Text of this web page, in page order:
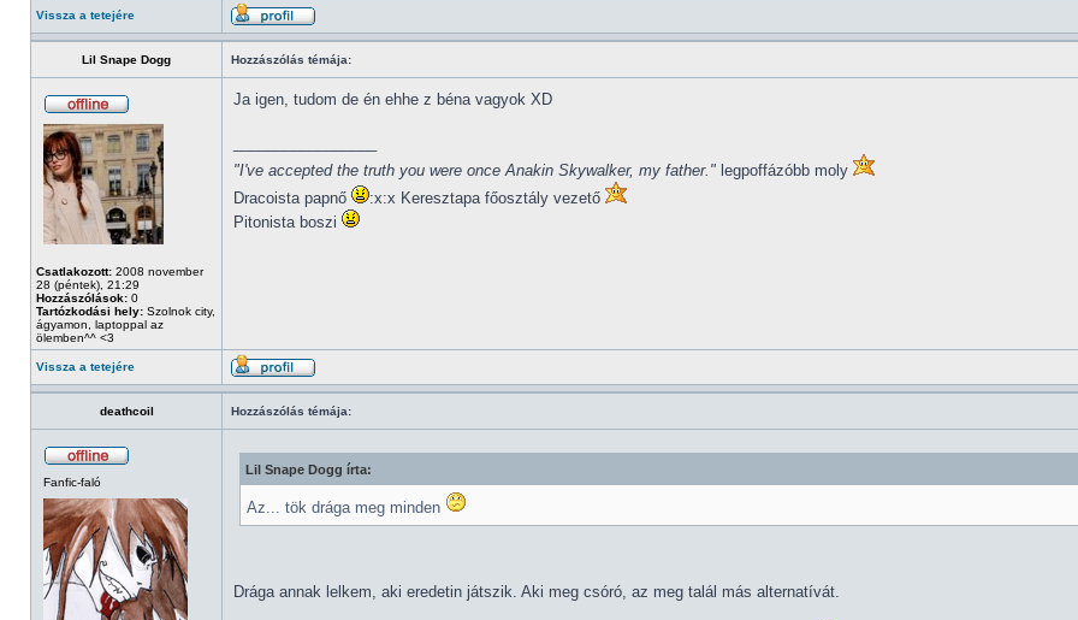
Vissza a tetejére
Lil Snape Dogg Hozzászólás témája:
Csatlakozott: 2008 november
28 (péntek), 21:29
Hozzászólások: 0
Tartózkodási hely: Szolnok city,
ágyamon, laptoppal az
ölemben^^ <3
Ja igen, tudom de én ehhe z béna vagyok XD
"I've accepted the truth you were once Anakin Skywalker, my father." legpoffázóbb moly
Dracoista papnő
:x:x Keresztapa főosztály vezető
Pitonista boszi
Vissza a tetejére
deathcoil Hozzászólás témája:
Fanfic-faló
Lil Snape Dogg írta:
Az... tök drága meg minden
Drága annak lelkem, aki eredetin játszik. Aki meg csóró, az meg talál más alternatívát.